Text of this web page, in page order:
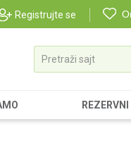
Registrujte se
Pretraži sajt